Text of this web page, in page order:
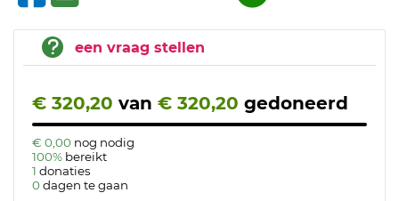
een vraag stellen
€ 320,20 van € 320,20 gedoneerd
€ 0,00 nog nodig
100% bereikt
1 donaties
0 dagen te gaan